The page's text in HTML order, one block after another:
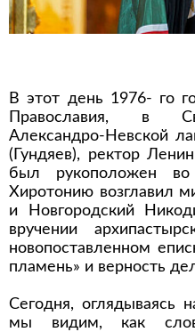
В этот день 1976- го
Православия, в
Александро-Невской
(Гундяев), ректор
был рукоположен во
Хиротонию возглавил
и Новгородский
вручении
новопоставленном
пламень» и верность
Сегодня, оглядываясь
мы видим, как